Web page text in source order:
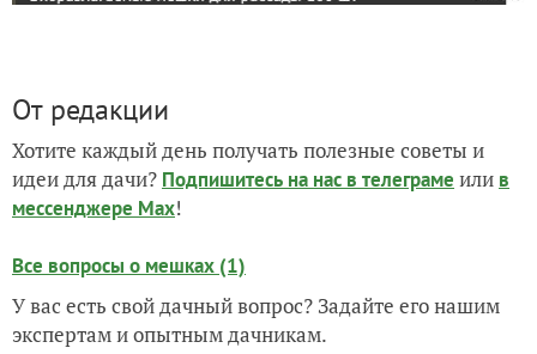
От редакции
Хотите каждый день получать полезные советы и
идеи для дачи? Подпишитесь на нас в телеграме или в
мессенджере Max!
Все вопросы о мешках (1)
У вас есть свой дачный вопрос? Задайте его нашим
экспертам и опытным дачникам.